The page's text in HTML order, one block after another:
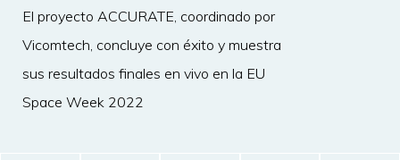
El proyecto ACCURATE, coordinado por
Vicomtech, concluye con éxito y muestra
sus resultados finales en vivo en la EU
Space Week 2022